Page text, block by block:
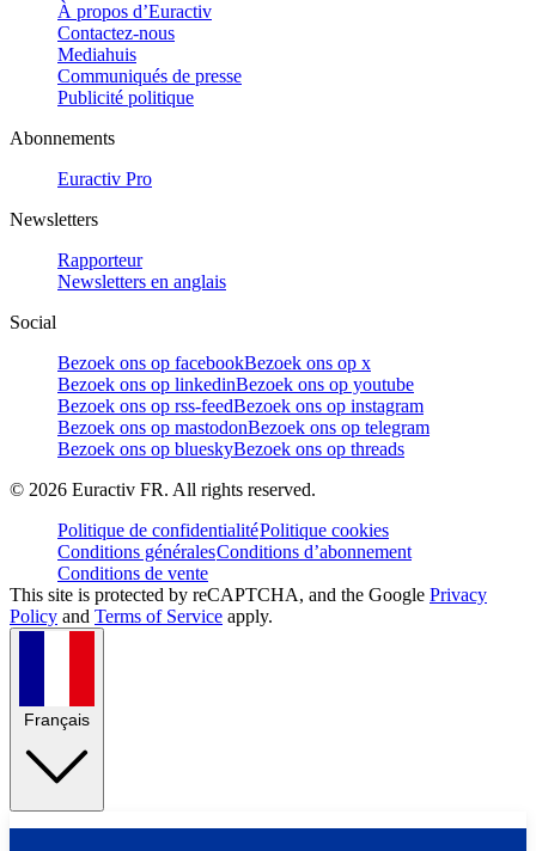
À propos d’Euractiv
Contactez-nous
Mediahuis
Communiqués de presse
Publicité politique
Abonnements
Euractiv Pro
Newsletters
Rapporteur
Newsletters en anglais
Social
Bezoek ons op facebookBezoek ons op x
Bezoek ons op linkedinBezoek ons op youtube
Bezoek ons op rss-feedBezoek ons op instagram
Bezoek ons op mastodonBezoek ons op telegram
Bezoek ons op blueskyBezoek ons op threads
© 2026 Euractiv FR. All rights reserved.
Politique de confidentialitéPolitique cookies
Conditions généralesConditions d’abonnement
Conditions de vente
This site is protected by reCAPTCHA, and the Google Privacy
Policy and Terms of Service apply.
Français